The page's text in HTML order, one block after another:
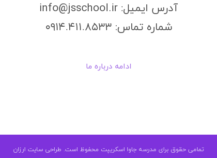
آدرس ایمیل: info@jsschool.ir
شماره تماس: ۰۹۱۴.۴۱۱.۸۵۳۳
ادامه درباره ما
تمامی حقوق برای مدرسه جاوا اسکریپت محفوظ است. طراحی سایت ارزان